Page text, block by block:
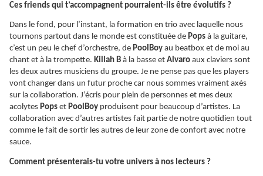
Ces friends qui t’accompagnent pourraient-ils être évolutifs ?
Dans le fond, pour l’instant, la formation en trio avec laquelle nous
tournons partout dans le monde est constituée de Pops à la guitare,
c’est un peu le chef d’orchestre, de PoolBoy au beatbox et de moi au
chant et à la trompette. Killah B à la basse et Alvaro aux claviers sont
les deux autres musiciens du groupe. Je ne pense pas que les players
vont changer dans un futur proche car nous sommes vraiment axés
sur la collaboration. J’écris pour plein de personnes et mes deux
acolytes Pops et PoolBoy produisent pour beaucoup d’artistes. La
collaboration avec d’autres artistes fait partie de notre quotidien tout
comme le fait de sortir les autres de leur zone de confort avec notre
sauce.
Comment présenterais-tu votre univers à nos lecteurs ?